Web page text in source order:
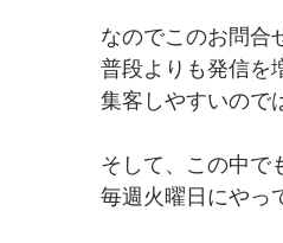
なのでこのお問合
普段よりも発信を
集客しやすいので
そして、この中で
毎週火曜日にやっ